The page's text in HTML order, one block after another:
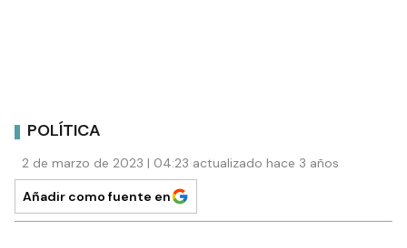
POLÍTICA
2 de marzo de 2023 | 04:23 actualizado hace 3 años
Añadir como fuente en